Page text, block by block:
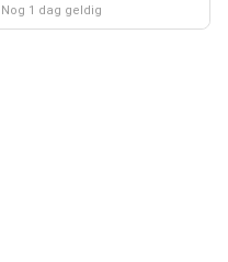
Nog 1 dag geldig